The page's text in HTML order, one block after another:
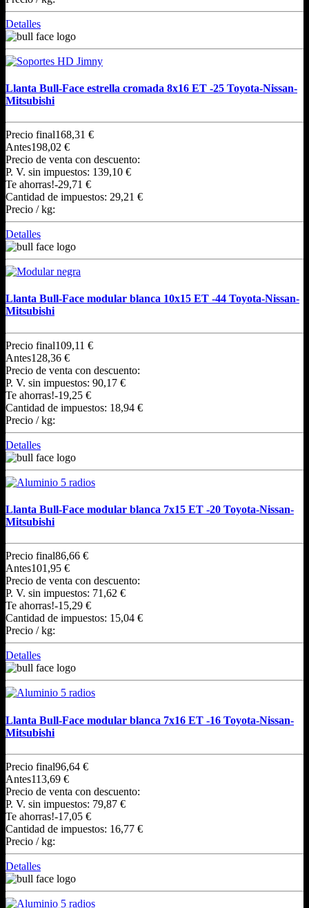
Detalles
Llanta Bull-Face estrella cromada 8x16 ET -25 Toyota-Nissan-
Mitsubishi
Precio final168,31 €
Antes198,02 €
Precio de venta con descuento:
P. V. sin impuestos: 139,10 €
Te ahorras!-29,71 €
Cantidad de impuestos: 29,21 €
Precio / kg:
Detalles
Llanta Bull-Face modular blanca 10x15 ET -44 Toyota-Nissan-
Mitsubishi
Precio final109,11 €
Antes128,36 €
Precio de venta con descuento:
P. V. sin impuestos: 90,17 €
Te ahorras!-19,25 €
Cantidad de impuestos: 18,94 €
Precio / kg:
Detalles
Llanta Bull-Face modular blanca 7x15 ET -20 Toyota-Nissan-
Mitsubishi
Precio final86,66 €
Antes101,95 €
Precio de venta con descuento:
P. V. sin impuestos: 71,62 €
Te ahorras!-15,29 €
Cantidad de impuestos: 15,04 €
Precio / kg:
Detalles
Llanta Bull-Face modular blanca 7x16 ET -16 Toyota-Nissan-
Mitsubishi
Precio final96,64 €
Antes113,69 €
Precio de venta con descuento:
P. V. sin impuestos: 79,87 €
Te ahorras!-17,05 €
Cantidad de impuestos: 16,77 €
Precio / kg:
Detalles